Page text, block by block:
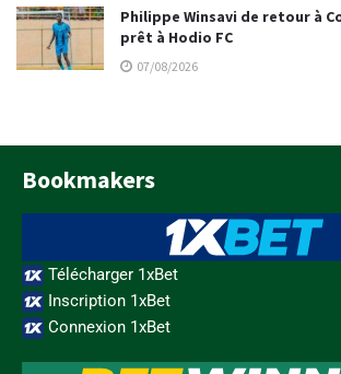
Philippe Winsavi de retour à
prêt à Hodio FC
07/08/2026
Bookmakers
Télécharger 1xBet
Inscription 1xBet
Connexion 1xBet